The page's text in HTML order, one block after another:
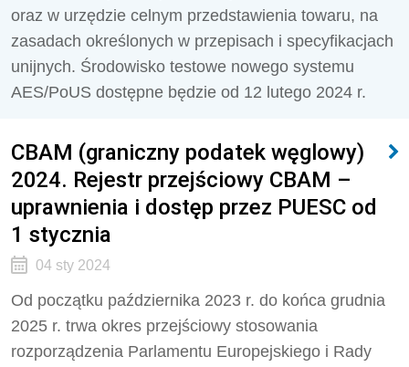
oraz w urzędzie celnym przedstawienia towaru, na
zasadach określonych w przepisach i specyfikacjach
unijnych. Środowisko testowe nowego systemu
AES/PoUS dostępne będzie od 12 lutego 2024 r.
CBAM (graniczny podatek węglowy)
2024. Rejestr przejściowy CBAM –
uprawnienia i dostęp przez PUESC od
1 stycznia
04 sty 2024
Od początku października 2023 r. do końca grudnia
2025 r. trwa okres przejściowy stosowania
rozporządzenia Parlamentu Europejskiego i Rady